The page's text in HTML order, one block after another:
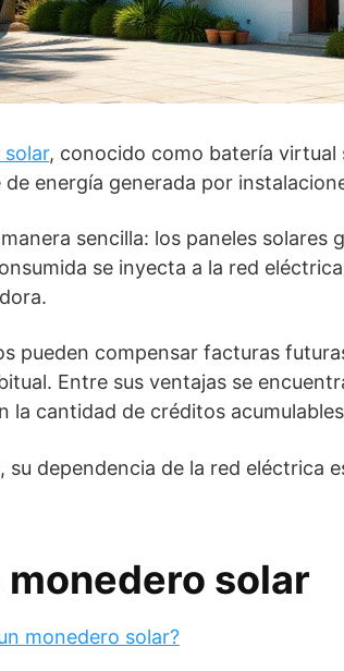
, conocido como batería virtual
de energía generada por
sencilla: los paneles
se inyecta a la red
pueden compensar facturas
Entre sus ventajas se
la cantidad de créditos
su dependencia de la red eléctrica
monedero solar
monedero solar?